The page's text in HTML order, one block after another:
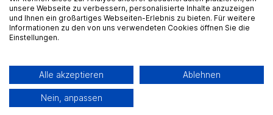
Alle Artikel sind, wenn nicht anders gekennzeichnet, ohne
gültige Zulassung
® Alle Markennamen, Warenzeichen und eingetragenen Warenzeichen
sind Eigentum Ihrer rechtmässigen Eigentümer und dienen hier nur der
Beschreibung.
unsere Webseite zu verbessern, personalisierte Inhalte anzuzeigen
und Ihnen ein großartiges Webseiten-Erlebnis zu bieten. Für weitere
Informationen zu den von uns verwendeten Cookies öffnen Sie die
Einstellungen.
Alle akzeptieren Ablehnen
Nein, anpassen